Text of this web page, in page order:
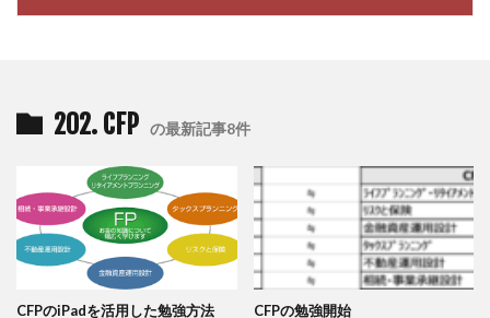
202. CFP の最新記事8件
CFPのiPadを活用した勉強方法 CFPの勉強開始